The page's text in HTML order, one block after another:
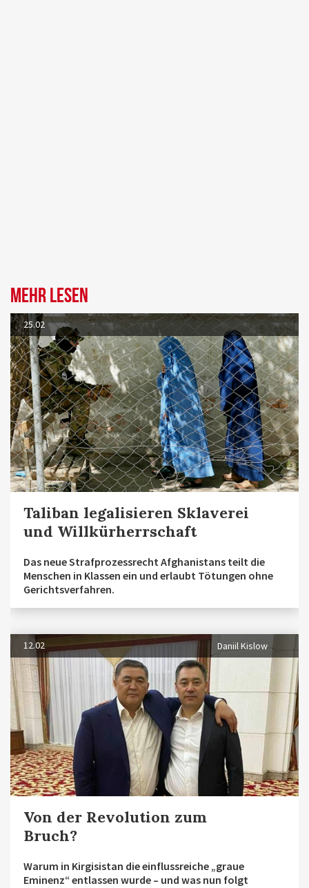
Mehr lesen
25.02
Taliban legalisieren Sklaverei
und Willkürherrschaft
Das neue Strafprozessrecht Afghanistans teilt die
Menschen in Klassen ein und erlaubt Tötungen ohne
Gerichtsverfahren.
12.02 Daniil Kislow
Von der Revolution zum
Bruch?
Warum in Kirgisistan die einflussreiche „graue
Eminenz“ entlassen wurde – und was nun folgt